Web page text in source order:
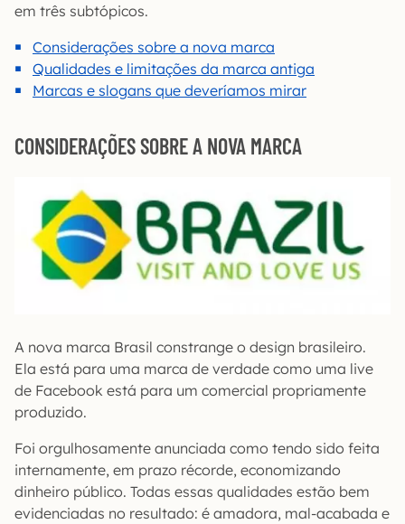
em três subtópicos.
Considerações sobre a nova marca
Qualidades e limitações da marca antiga
Marcas e slogans que deveríamos mirar
CONSIDERAÇÕES SOBRE A NOVA MARCA
A nova marca Brasil constrange o design brasileiro.
Ela está para uma marca de verdade como uma live
de Facebook está para um comercial propriamente
produzido.
Foi orgulhosamente anunciada como tendo sido feita
internamente, em prazo récorde, economizando
dinheiro público. Todas essas qualidades estão bem
evidenciadas no resultado: é amadora, mal-acabada e